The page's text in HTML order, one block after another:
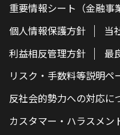
重要情報シート（金融事
個人情報保護方針
当
利益相反管理方針
最
リスク・手数料等説明ペ
反社会的勢力への対応に
カスタマー・ハラスメン